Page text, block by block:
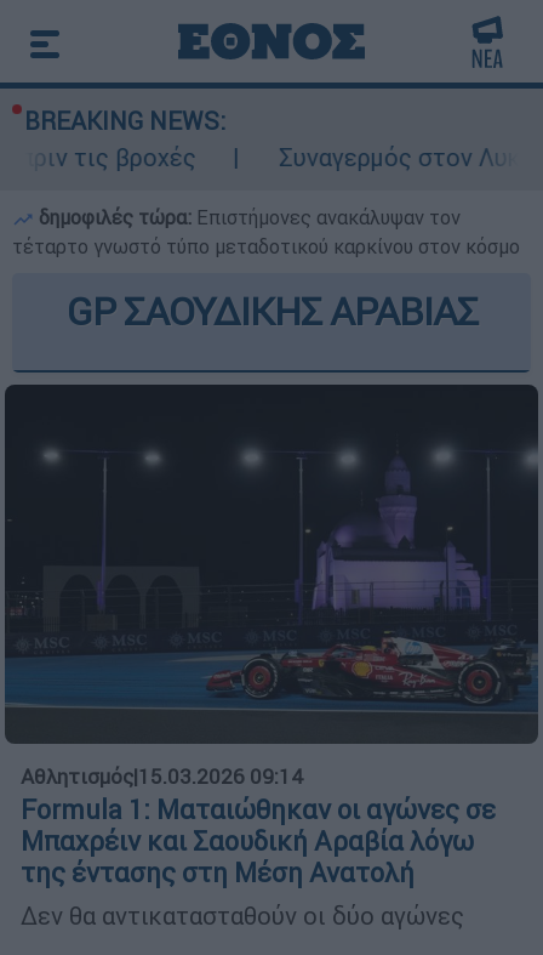
BREAKING NEWS:
Συναγερμός στον Λυκαβηττό:
δημοφιλές τώρα: Επιστήμονες ανακάλυψαν τον
τέταρτο γνωστό τύπο μεταδοτικού καρκίνου στον κόσμο
GP ΣΑΟΥΔΙΚΗΣ ΑΡΑΒΙΑΣ
Αθλητισμός|15.03.2026 09:14
Formula 1: Ματαιώθηκαν οι αγώνες σε
Μπαχρέιν και Σαουδική Αραβία λόγω
της έντασης στη Μέση Ανατολή
Δεν θα αντικατασταθούν οι δύο αγώνες